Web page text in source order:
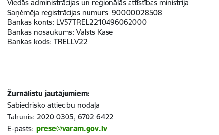
Viedās administrācijas un reģionālās attīstības ministrija
Saņēmēja reģistrācijas numurs: 90000028508
Bankas konts: LV57TREL2210496062000
Bankas nosaukums: Valsts Kase
Bankas kods: TRELLV22
Žurnālistu jautājumiem:
Sabiedrisko attiecību nodaļa
Tālrunis: 2020 0305, 6702 6422
E-pasts: prese@varam.gov.lv